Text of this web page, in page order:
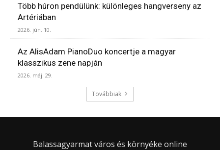
Több húron pendülünk: különleges hangverseny az
Artériában
2026. jún. 10.
Az AlisAdam PianoDuo koncertje a magyar
klasszikus zene napján
2026. máj. 29.
Továbbiak
Balassagyarmat város és környéke online